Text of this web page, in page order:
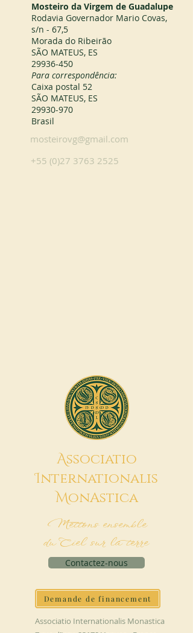
Mosteiro da Virgem de Guadalupe
Rodavia Governador Mario Covas,
s/n - 67,5
Morada do Ribeirão
SÃO MATEUS, ES
29936-450
Para correspondência:
Caixa postal 52
SÃO MATEUS, ES
29930-970
Brasil
mosteirovg@gmail.com
+55 (0)27 3763 2525
Associatio
Internationalis
MonAstica
Mettons ensemble
du Ciel sur la terre
Contactez-nous
Demande de financement
Associatio Internationalis Monastica